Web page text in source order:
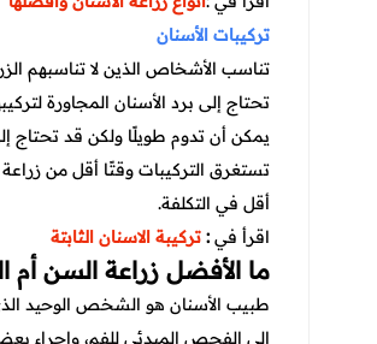
تركيبات الأسنان
تناسب الأشخاص الذين لا تناسبهم
تحتاج إلى برد الأسنان المجاورة
يمكن أن تدوم طويلًا ولكن قد تحتاج
تستغرق التركيبات وقتًا أقل من زراعة
أقل في التكلفة.
اقرأ في : تركيبة الاسنان الثابتة
ما الأفضل زراعة السن أم
طبيب الأسنان هو الشخص الوحيد
إلى الفحص المبدئي للفم، وإجراء